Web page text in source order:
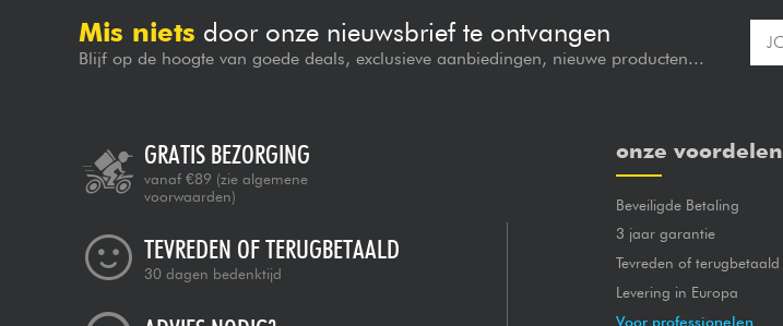
Mis niets door onze nieuwsbrief te ontvangen
Blijf op de hoogte van goede deals, exclusieve aanbiedingen, nieuwe producten...
GRATIS BEZORGING
vanaf €89 (zie algemene
voorwaarden)
TEVREDEN OF TERUGBETAALD
30 dagen bedenktijd
onze voordelen
Beveiligde Betaling
3 jaar garantie
Tevreden of terugbetaald
Levering in Europa
Voor professionelen